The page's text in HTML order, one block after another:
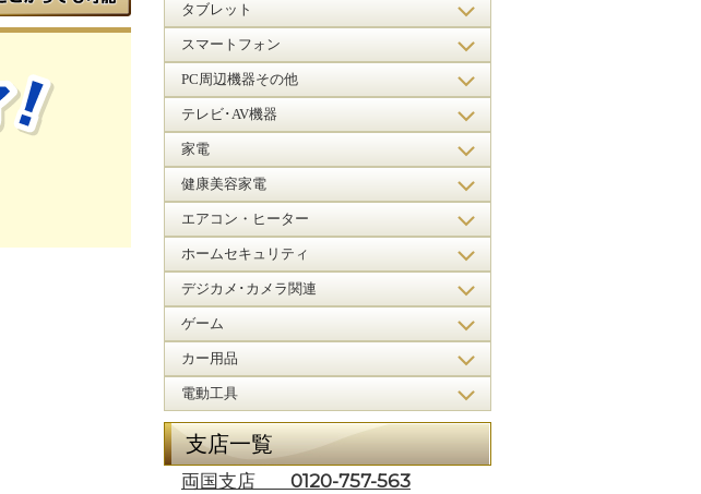
タブレット
スマートフォン
PC周辺機器その他
テレビ･AV機器
家電
健康美容家電
エアコン・ヒーター
ホームセキュリティ
デジカメ･カメラ関連
ゲーム
カー用品
電動工具
支店一覧
両国支店 0120-757-563